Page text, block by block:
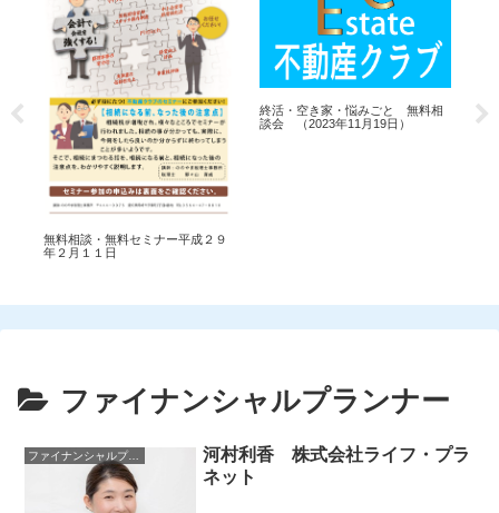
無料相談・無料セミナー平成２９
年２月１１日
終活・空き家・悩みごと 無料相
談会 （2023年11月19日）
終
談
ファイナンシャルプランナー
ファイナンシャルプランナー
河村利香 株式会社ライフ・プラ
ネット